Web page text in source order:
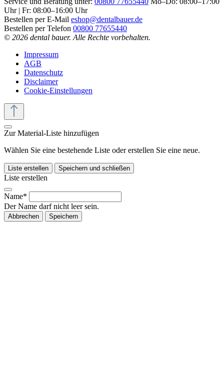
Uhr | Fr: 08:00–16:00 Uhr
Bestellen per E-Mail eshop@dentalbauer.de
Bestellen per Telefon 00800 77655440
© 2026 dental bauer. Alle Rechte vorbehalten.
Impressum
AGB
Datenschutz
Disclaimer
Cookie-Einstellungen
Zur Material-Liste hinzufügen
Wählen Sie eine bestehende Liste oder erstellen Sie eine neue.
Liste erstellen Speichern und schließen
Liste erstellen
Name*
Der Name darf nicht leer sein.
Abbrechen Speichern